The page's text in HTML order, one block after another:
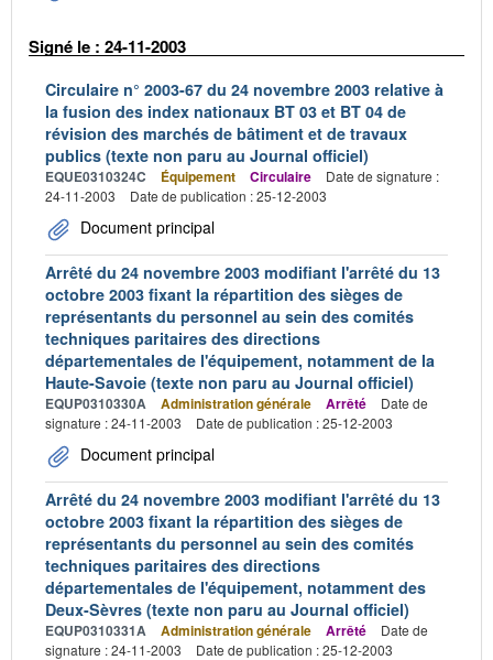
Signé le : 24-11-2003
Circulaire n° 2003-67 du 24 novembre 2003 relative à
la fusion des index nationaux BT 03 et BT 04 de
révision des marchés de bâtiment et de travaux
publics (texte non paru au Journal officiel)
EQUE0310324C Équipement Circulaire
Date de signature :
24-11-2003
Date de publication : 25-12-2003
Document principal
Arrêté du 24 novembre 2003 modifiant l'arrêté du 13
octobre 2003 fixant la répartition des sièges de
représentants du personnel au sein des comités
techniques paritaires des directions
départementales de l'équipement, notamment de la
Haute-Savoie (texte non paru au Journal officiel)
EQUP0310330A Administration générale Arrêté
Date de
signature : 24-11-2003
Date de publication : 25-12-2003
Document principal
Arrêté du 24 novembre 2003 modifiant l'arrêté du 13
octobre 2003 fixant la répartition des sièges de
représentants du personnel au sein des comités
techniques paritaires des directions
départementales de l'équipement, notamment des
Deux-Sèvres (texte non paru au Journal officiel)
EQUP0310331A Administration générale Arrêté
Date de
signature : 24-11-2003
Date de publication : 25-12-2003